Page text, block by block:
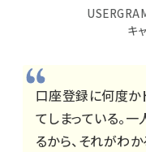
キ
口座登録に何度か
てしまっている。
るから、それがわ